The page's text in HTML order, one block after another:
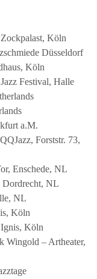
Köln
Düsseldorf
Köln
Festival, Halle
a.M.
Forststr. 73,
Enschede, NL
Dordrecht, NL
NL
Köln
Köln
Wingold – Artheater,